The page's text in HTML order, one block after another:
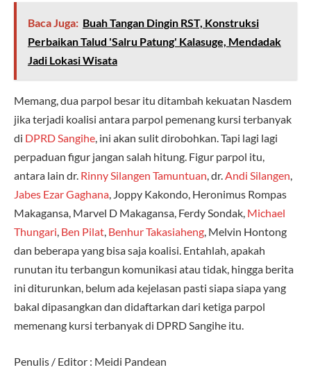
Baca Juga: Buah Tangan Dingin RST, Konstruksi
Perbaikan Talud 'Salru Patung' Kalasuge, Mendadak
Jadi Lokasi Wisata
Memang, dua parpol besar itu ditambah kekuatan Nasdem
jika terjadi koalisi antara parpol pemenang kursi terbanyak
di DPRD Sangihe, ini akan sulit dirobohkan. Tapi lagi lagi
perpaduan figur jangan salah hitung. Figur parpol itu,
antara lain dr. Rinny Silangen Tamuntuan, dr.Andi Silangen,
Jabes Ezar Gaghana, Joppy Kakondo, Heronimus Rompas
Makagansa, Marvel D Makagansa, Ferdy Sondak, Michael
Thungari, Ben Pilat, Benhur Takasiaheng, Melvin Hontong
dan beberapa yang bisa saja koalisi. Entahlah, apakah
runutan itu terbangun komunikasi atau tidak, hingga berita
ini diturunkan, belum ada kejelasan pasti siapa siapa yang
bakal dipasangkan dan didaftarkan dari ketiga parpol
memenang kursi terbanyak di DPRD Sangihe itu.
Penulis / Editor : Meidi Pandean